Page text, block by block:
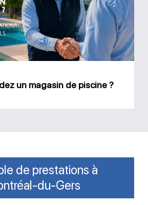
magasin
de
piscine
?
un magasin de piscine ?
de prestations à
du-Gers